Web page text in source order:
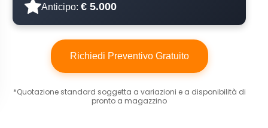
Anticipo: € 5.000
Richiedi Preventivo Gratuito
*Quotazione standard soggetta a variazioni e a disponibilità di
pronto a magazzino